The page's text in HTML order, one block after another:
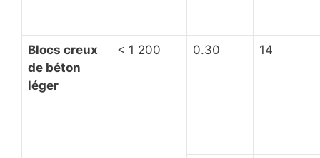
Blocs creux
de béton
léger
< 1 200 0.30 14